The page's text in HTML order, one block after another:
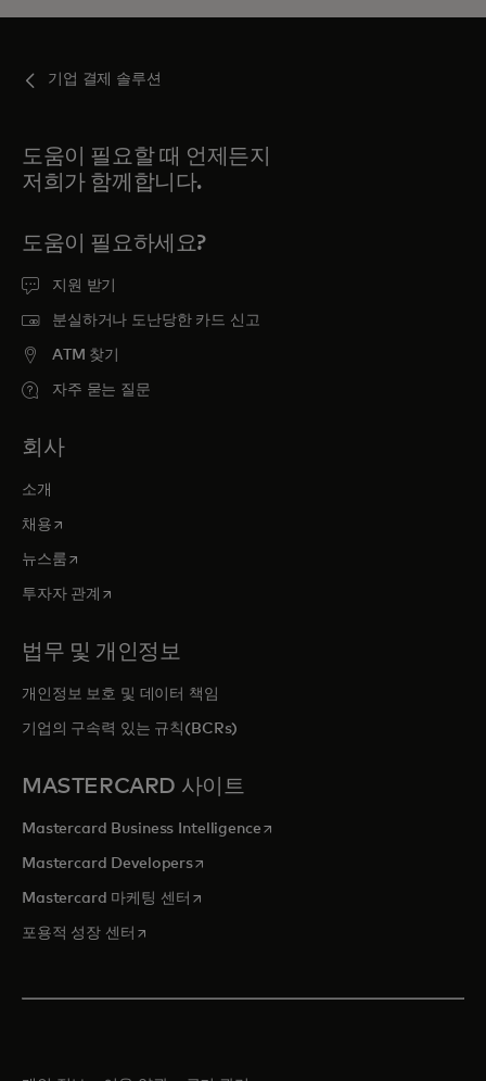
r
c
r
s
기업 결제 솔루션
도움이 필요할 때 언제든지
저희가 함께합니다.
도움이 필요하세요?
지원 받기
분실하거나 도난당한 카드 신고
ATM 찾기
자주 묻는 질문
회사
소개
채용새 탭에서 열림
뉴스룸새 탭에서 열림
투자자 관계 새 탭에서 열림
법무 및 개인정보
개인정보 보호 및 데이터 책임
기업의 구속력 있는 규칙(BCRs)
MASTERCARD 사이트
Mastercard Business Intelligence새 탭에서 열림
Mastercard Developers새 탭에서 열림
Mastercard 마케팅 센터 새 탭에서 열림
포용적 성장 센터 새 탭에서 열림